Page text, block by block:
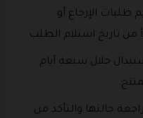
طلبات الإرجاع أو
من تاريخ استلام الطلب.
خلال سبعة أيام
حالتها والتأكد من